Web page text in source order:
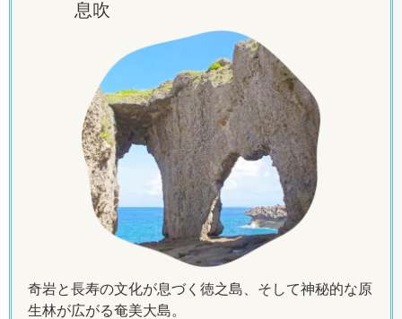
息吹
奇岩と長寿の文化が息づく徳之島、そして神秘的な原
生林が広がる奄美大島。